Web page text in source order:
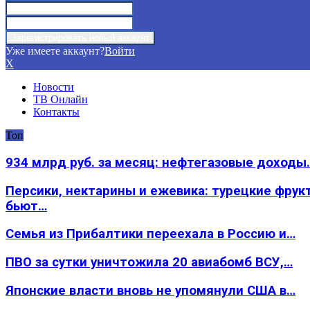
Уже имеете аккаунт?Войти
X
Новости
ТВ Онлайн
Контакты
Топ
934 млрд руб. за месяц: нефтегазовые
Персики, нектарины и ежевика: турецкие
бьют…
Семья из Прибалтики переехала в Россию и…
ПВО за сутки уничтожила 20 авиабомб ВСУ,…
Японские власти вновь не упомянули США в…